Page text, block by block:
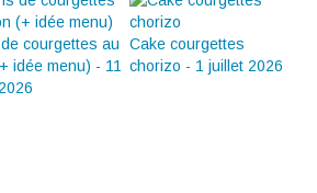
courgettes au
idée menu) - 11
Cake courgettes
chorizo - 1 juillet 2026